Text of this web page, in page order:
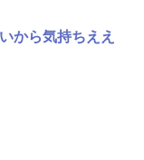
から気持ちええ